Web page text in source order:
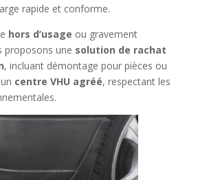
rapide et conforme.
hors d’usage ou gravement
proposons une solution de rachat
, incluant démontage pour pièces ou
centre VHU agréé, respectant les